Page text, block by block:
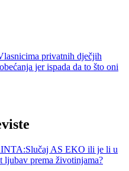
privatnih dječjih
jer ispada da to što oni
AS EKO ili je li u
ljubav prema životinjama?